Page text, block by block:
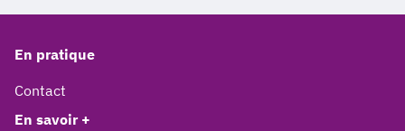
En pratique
Contact
En savoir +